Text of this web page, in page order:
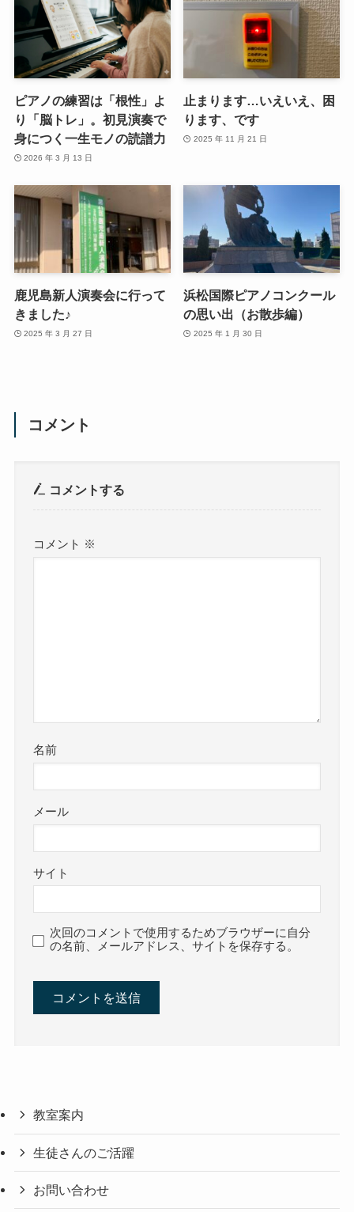
ピアノの練習は「根性」よ
り「脳トレ」。初見演奏で
身につく一生モノの読譜力
2026 年 3 月 13 日
止まります…いえいえ、困
ります、です
2025 年 11 月 21 日
鹿児島新人演奏会に行って
きました♪
2025 年 3 月 27 日
浜松国際ピアノコンクール
の思い出（お散歩編）
2025 年 1 月 30 日
コメント
コメントする
コメント ※
名前
メール
サイト
次回のコメントで使用するためブラウザーに自分
の名前、メールアドレス、サイトを保存する。
教室案内
生徒さんのご活躍
お問い合わせ